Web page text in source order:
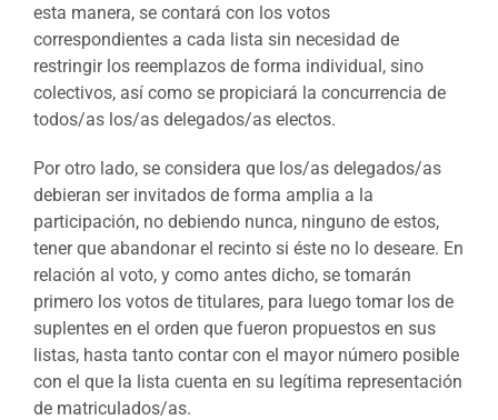
esta manera, se contará con los votos
correspondientes a cada lista sin necesidad de
restringir los reemplazos de forma individual, sino
colectivos, así como se propiciará la concurrencia de
todos/as los/as delegados/as electos.
Por otro lado, se considera que los/as delegados/as
debieran ser invitados de forma amplia a la
participación, no debiendo nunca, ninguno de estos,
tener que abandonar el recinto si éste no lo deseare. En
relación al voto, y como antes dicho, se tomarán
primero los votos de titulares, para luego tomar los de
suplentes en el orden que fueron propuestos en sus
listas, hasta tanto contar con el mayor número posible
con el que la lista cuenta en su legítima representación
de matriculados/as.